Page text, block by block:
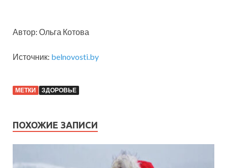
Автор: Ольга Котова
Источник: belnovosti.by
МЕТКИ ЗДОРОВЬЕ
ПОХОЖИЕ ЗАПИСИ